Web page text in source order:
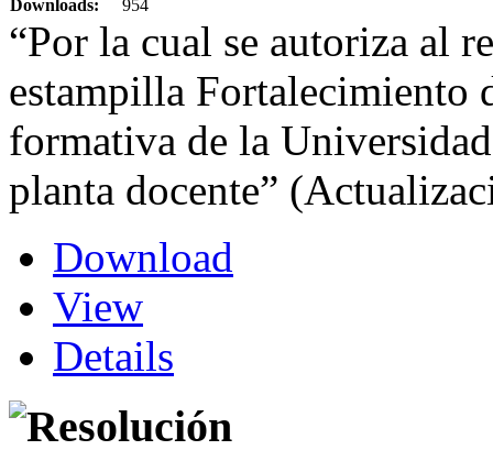
Downloads:
954
“Por la cual se autoriza al
estampilla Fortalecimiento
formativa de la
planta docente”
Download
View
Details